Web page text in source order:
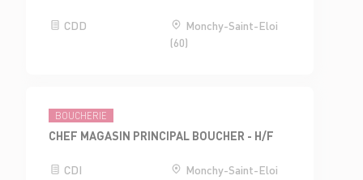
CDD
Monchy-Saint-Eloi
(60)
BOUCHERIE
CHEF MAGASIN PRINCIPAL BOUCHER - H/F
CDI
Monchy-Saint-Eloi